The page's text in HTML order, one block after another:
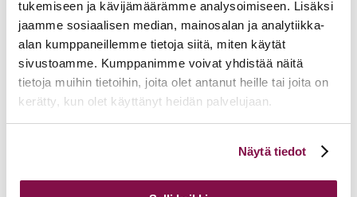
tukemiseen ja kävijämäärämme analysoimiseen. Lisäksi
jaamme sosiaalisen median, mainosalan ja analytiikka-
alan kumppaneillemme tietoja siitä, miten käytät
sivustoamme. Kumppanimme voivat yhdistää näitä
tietoja muihin tietoihin, joita olet antanut heille tai joita on
kerätty, kun olet käyttänyt heidän palvelujaan.
linkistä.
Näytä tiedot
Hiippakunnan toimintakalenteri syksy 2026
11.06.2026 Tuomiokapitulin päätöksiä 10.6.2026
Lisää ajankohtaista